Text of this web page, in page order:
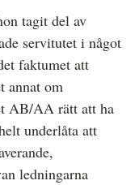
tagit del av
servitutet i något
faktumet att
annat om
AB/AA rätt att ha
underlåta att
ledningarna